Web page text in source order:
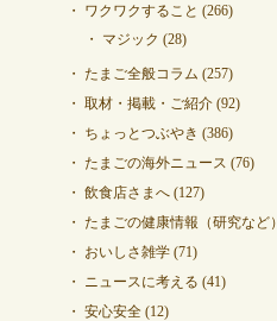
ワクワクすること (266)
マジック (28)
たまご全般コラム (257)
取材・掲載・ご紹介(92)
ちょっとつぶやき (386)
たまごの海外ニュース (76)
飲食店さまへ(127)
たまごの健康情報（研究など）
おいしさ雑学(71)
ニュースに考える (41)
安心安全(12)